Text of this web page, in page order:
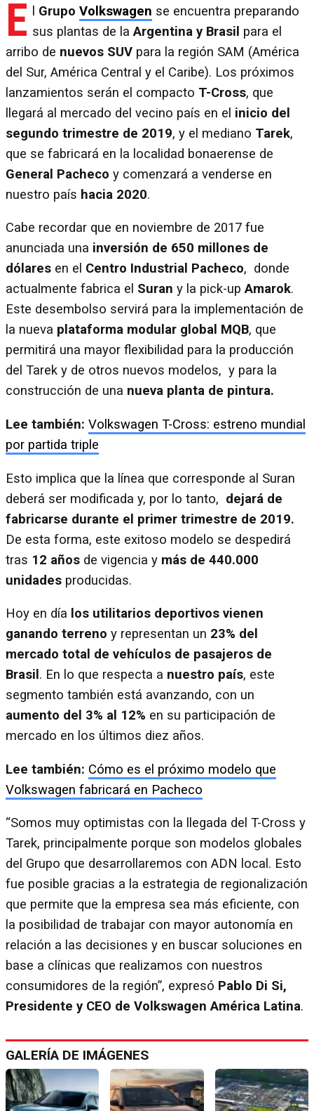
E Grupo Volkswagen se encuentra preparando
sus plantas de laArgentina y Brasil para el
arribo de nuevos SUV para la región SAM (América
del Sur, América Central y el Caribe). Los próximos
lanzamientos serán el compacto T-Cross, que
llegará al mercado del vecino país en el inicio del
segundo trimestre de 2019, y el mediano Tarek,
que se fabricará en la localidad bonaerense de
General Pacheco y comenzará a venderse en
nuestro país hacia 2020.
Cabe recordar que en noviembre de 2017 fue
anunciada una inversión de 650 millones de
dólares en el Centro Industrial Pacheco, donde
actualmente fabrica el Suran y la pick-upAmarok.
Este desembolso servirá para la implementación de
la nueva plataforma modular global MQB, que
permitirá una mayor flexibilidad para la producción
del Tarek y de otros nuevos modelos, y para la
construcción de una nueva planta de pintura.
Lee también: Volkswagen T-Cross: estreno mundial
por partida triple
Esto implica que la línea que corresponde al Suran
deberá ser modificada y, por lo tanto, dejará de
fabricarse durante el primer trimestre de 2019.
De esta forma, este exitoso modelo se despedirá
tras 12 años de vigencia y más de 440.000
unidades producidas.
Hoy en día los utilitarios deportivos vienen
ganando terreno y representan un 23% del
mercado total de vehículos de pasajeros de
Brasil . En lo que respecta a nuestro país, este
segmento también está avanzando, con un
aumento del 3% al 12% en su participación de
mercado en los últimos diez años.
Lee también: Cómo es el próximo modelo que
Volkswagen fabricará en Pacheco
“Somos muy optimistas con la llegada del T-Cross y
Tarek, principalmente porque son modelos globales
del Grupo que desarrollaremos con ADN local. Esto
fue posible gracias a la estrategia de regionalización
que permite que la empresa sea más eficiente, con
la posibilidad de trabajar con mayor autonomía en
relación a las decisiones y en buscar soluciones en
base a clínicas que realizamos con nuestros
consumidores de la región”, expresó Pablo Di Si,
Presidente y CEO de Volkswagen América Latina.
GALERÍA DE IMÁGENES